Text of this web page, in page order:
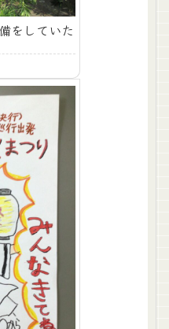
をしていた